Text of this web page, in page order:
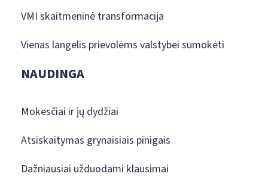
VMI skaitmeninė transformacija
Vienas langelis prievolėms valstybei sumokėti
NAUDINGA
Mokesčiai ir jų dydžiai
Atsiskaitymas grynaisiais pinigais
Dažniausiai užduodami klausimai